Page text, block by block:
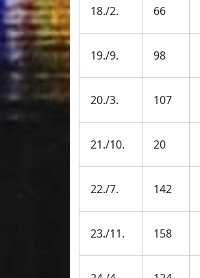
18./2. 66
19./9. 98
20./3. 107
21./10. 20
22./7. 142
23./11. 158